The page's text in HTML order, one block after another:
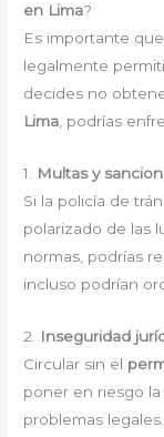
en Lima?
Es importante
legalmente
decides no
Lima, podrías
1. Multas y
Si la policía de
polarizado de las
normas, podrías
incluso podrían
2.
Inseguridad
Circular sin el
poner en riesgo
problemas